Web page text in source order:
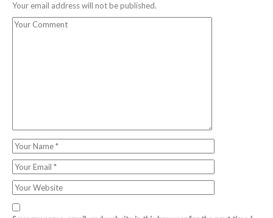
Your email address will not be published.